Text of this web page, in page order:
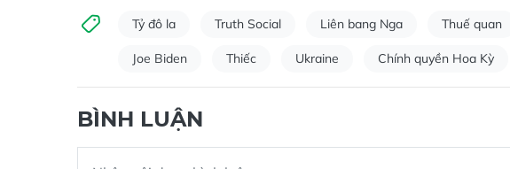
Tỷ đô la Truth Social Liên bang Nga Thuế quan
Joe Biden Thiếc Ukraine Chính quyền Hoa Kỳ
BÌNH LUẬN